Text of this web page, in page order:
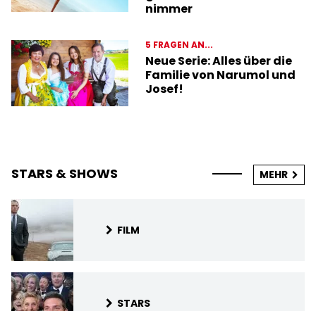
nimmer
5 FRAGEN AN...
Neue Serie: Alles über die
Familie von Narumol und
Josef!
STARS & SHOWS MEHR
FILM
STARS